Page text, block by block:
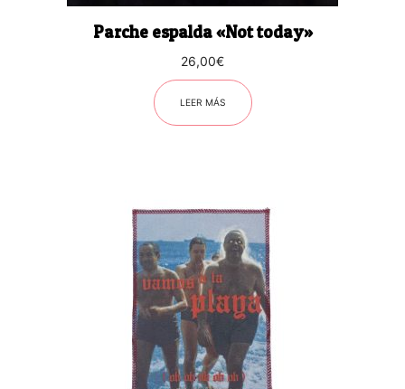
Parche espalda «Not today»
26,00€
LEER MÁS